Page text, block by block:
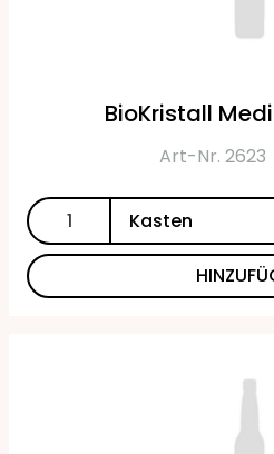
BioKristall
Art-Nr. 2623